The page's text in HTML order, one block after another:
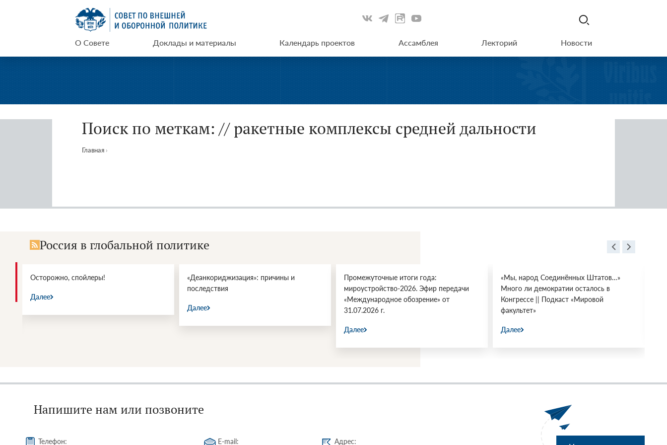
СВОП
О Совете Доклады и материалы Календарь проектов Ассамблея Лекторий Новости
Поиск по меткам: // ракетные комплексы средней дальности
Главная ›
Россия в глобальной политике
Осторожно, спойлеры!
Далее
«Деанкориджизация»: причины и
последствия
Далее
Промежуточные итоги года:
мироустройство-2026. Эфир передачи
«Международное обозрение» от
31.07.2026 г.
Далее
«Мы, народ Соединённых Штатов…»
Много ли демократии осталось в
Конгрессе || Подкаст «Мировой
факультет»
Далее
Напишите нам или позвоните
Телефон: E-mail: Адрес: